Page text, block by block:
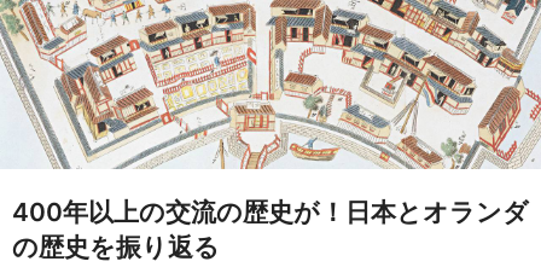
400年以上の交流の歴史が！日本とオランダ
の歴史を振り返る